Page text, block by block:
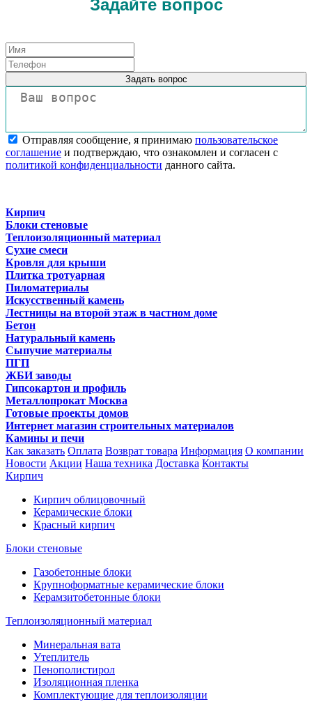
Задайте вопрос
Задать вопрос
Отправляя сообщение, я принимаю пользовательское
соглашение и подтверждаю, что ознакомлен и согласен с
политикой конфиденциальности данного сайта.
Кирпич
Блоки стеновые
Теплоизоляционный материал
Сухие смеси
Кровля для крыши
Плитка тротуарная
Пиломатериалы
Искусственный камень
Лестницы на второй этаж в частном доме
Бетон
Натуральный камень
Сыпучие материалы
ПГП
ЖБИ заводы
Гипсокартон и профиль
Металлопрокат Москва
Готовые проекты домов
Интернет магазин строительных материалов
Камины и печи
Как заказать Оплата Возврат товара Информация О компании
Новости Акции Наша техника Доставка Контакты
Кирпич
Кирпич облицовочный
Керамические блоки
Красный кирпич
Блоки стеновые
Газобетонные блоки
Крупноформатные керамические блоки
Керамзитобетонные блоки
Теплоизоляционный материал
Минеральная вата
Утеплитель
Пенополистирол
Изоляционная пленка
Комплектующие для теплоизоляции